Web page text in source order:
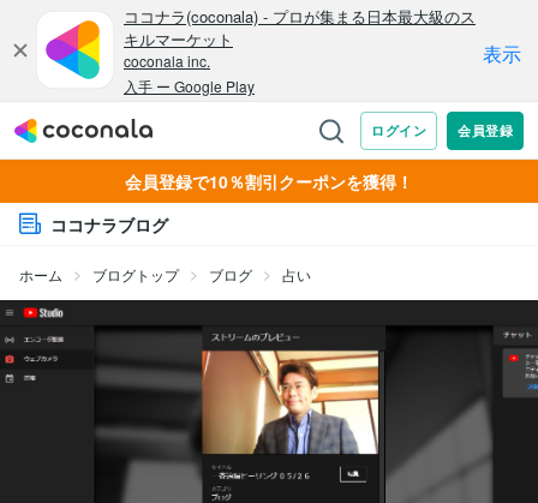
会員登録で10％割引クーポンを獲得！
ココナラブログ
ホーム ブログトップ ブログ 占い